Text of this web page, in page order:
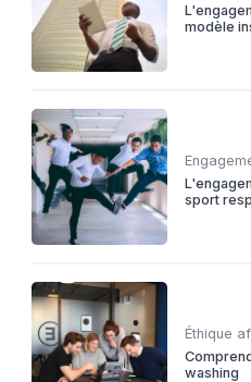
modèle
sport
Éthique
washing